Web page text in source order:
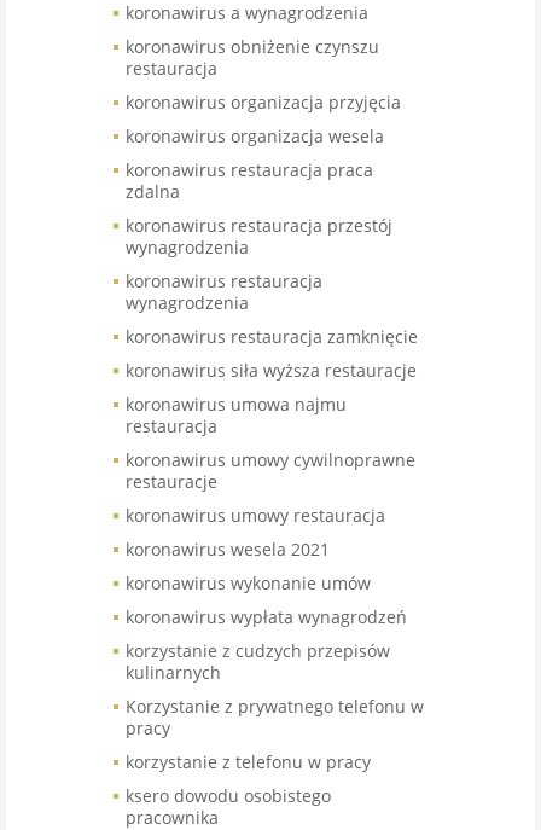
koronawirus a wynagrodzenia
koronawirus obniżenie czynszu
restauracja
koronawirus organizacja przyjęcia
koronawirus organizacja wesela
koronawirus restauracja praca
zdalna
koronawirus restauracja przestój
wynagrodzenia
koronawirus restauracja
wynagrodzenia
koronawirus restauracja zamknięcie
koronawirus siła wyższa restauracje
koronawirus umowa najmu
restauracja
koronawirus umowy cywilnoprawne
restauracje
koronawirus umowy restauracja
koronawirus wesela 2021
koronawirus wykonanie umów
koronawirus wypłata wynagrodzeń
korzystanie z cudzych przepisów
kulinarnych
Korzystanie z prywatnego telefonu w
pracy
korzystanie z telefonu w pracy
ksero dowodu osobistego
pracownika